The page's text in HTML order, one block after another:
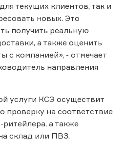
текущих клиентов, так и
новых. Это
получить реальную
а также оценить
с компанией», - отмечает
направления
услуги КСЭ осуществит
проверку на соответствие
а также
склад или ПВЗ.